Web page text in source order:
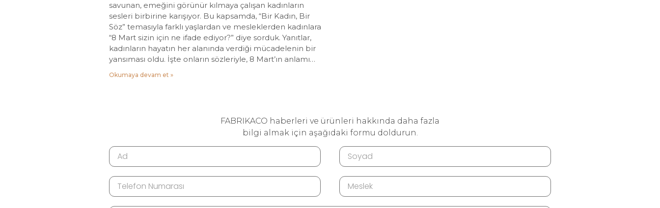
savunan, emeğini görünür kılmaya çalışan kadınların
sesleri birbirine karışıyor. Bu kapsamda, “Bir Kadın, Bir
Söz” temasıyla farklı yaşlardan ve mesleklerden kadınlara
“8 Mart sizin için ne ifade ediyor?” diye sorduk. Yanıtlar,
kadınların hayatın her alanında verdiği mücadelenin bir
yansıması oldu. İşte onların sözleriyle, 8 Mart’ın anlamı…
Okumaya devam et »
FABRIKACO haberleri ve ürünleri hakkında daha fazla
bilgi almak için aşağıdaki formu doldurun.